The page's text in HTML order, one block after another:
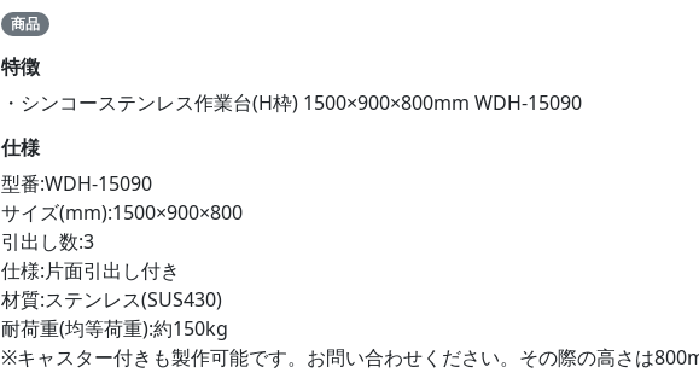
商品
特徴
・シンコーステンレス作業台(H枠) 1500×900×800mm WDH-15090
仕様
型番:WDH-15090
サイズ(mm):1500×900×800
引出し数:3
仕様:片面引出し付き
材質:ステンレス(SUS430)
耐荷重(均等荷重):約150kg
※キャスター付きも製作可能です。お問い合わせください。その際の高さは